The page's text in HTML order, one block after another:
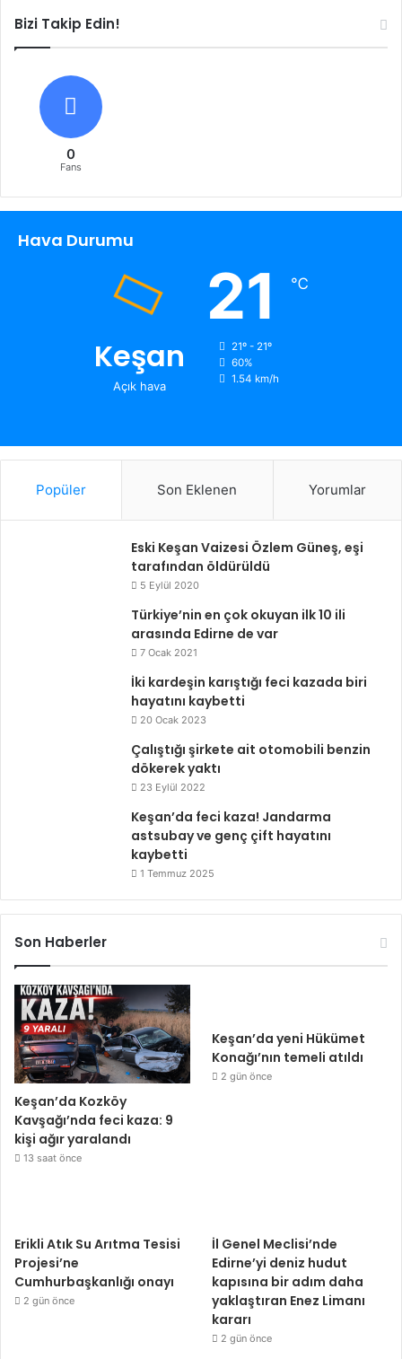
Bizi Takip Edin!
0
Fans
Hava Durumu
Keşan
Açık hava
21 ℃
21º - 21º
60%
1.54 km/h
Popüler Son Eklenen Yorumlar
Eski Keşan Vaizesi Özlem Güneş, eşi
tarafından öldürüldü
5 Eylül 2020
Türkiye’nin en çok okuyan ilk 10 ili
arasında Edirne de var
7 Ocak 2021
İki kardeşin karıştığı feci kazada biri
hayatını kaybetti
20 Ocak 2023
Çalıştığı şirkete ait otomobili benzin
dökerek yaktı
23 Eylül 2022
Keşan’da feci kaza! Jandarma
astsubay ve genç çift hayatını
kaybetti
1 Temmuz 2025
Son Haberler
Keşan’da Kozköy
Kavşağı’nda feci kaza: 9
kişi ağır yaralandı
13 saat önce
Keşan’da yeni Hükümet
Konağı’nın temeli atıldı
2 gün önce
Erikli Atık Su Arıtma Tesisi
Projesi’ne
Cumhurbaşkanlığı onayı
2 gün önce
İl Genel Meclisi’nde
Edirne’yi deniz hudut
kapısına bir adım daha
yaklaştıran Enez Limanı
kararı
2 gün önce